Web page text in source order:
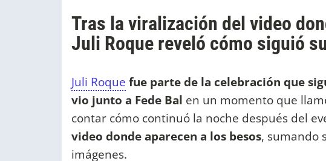
Tras la viralización del video
Juli Roque reveló cómo siguió
Juli Roque fue parte de la celebración que
vio junto a Fede Bal en un momento que
contar cómo continuó la noche después del
video donde aparecen a los besos, sumando
imágenes.